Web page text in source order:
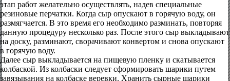
этап работ желательно осуществлять, надев специальные
резиновые перчатки. Когда сыр опускают в горячую воду, он
размягчается. В это время его необходимо разминать, повторяя
данную процедуру несколько раз. После этого сыр выкладывают
на доску, разминают, сворачивают конвертом и снова опускают
в горячую воду.
Далее сыр выкладывается на пищевую пленку и скатывается
колбаской. Из колбаски следует сформировать шарики путем
завязывания на колбаске веревки. Хранить сырные шарики